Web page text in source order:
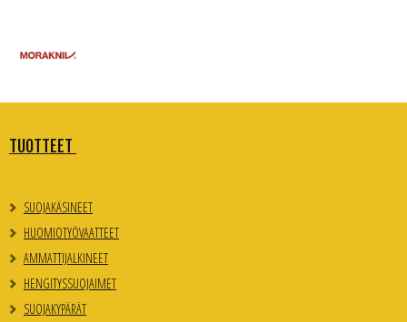
TUOTTEET
SUOJAKÄSINEET
HUOMIOTYÖVAATTEET
AMMATTIJALKINEET
HENGITYSSUOJAIMET
SUOJAKYPÄRÄT